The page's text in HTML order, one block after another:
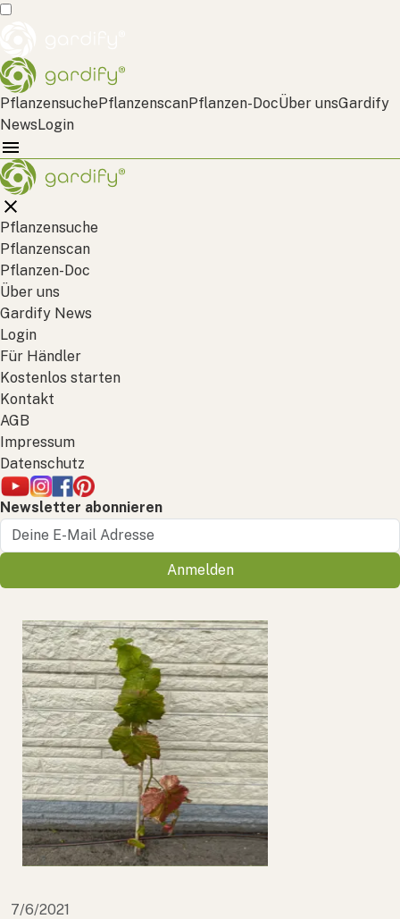
PflanzensuchePflanzenscanPflanzen-DocÜber unsGardify
NewsLogin
Pflanzensuche
Pflanzenscan
Pflanzen-Doc
Über uns
Gardify News
Login
Für Händler
Kostenlos starten
Kontakt
AGB
Impressum
Datenschutz
Newsletter abonnieren
Anmelden
7/6/2021